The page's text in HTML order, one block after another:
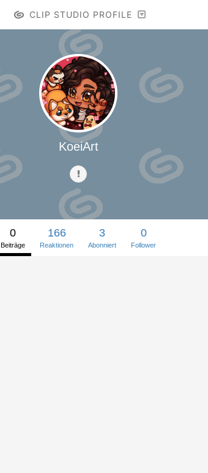
CLIP STUDIO PROFILE
KoeiArt
0
Beiträge
166
Reaktionen
3
Abonniert
0
Follower